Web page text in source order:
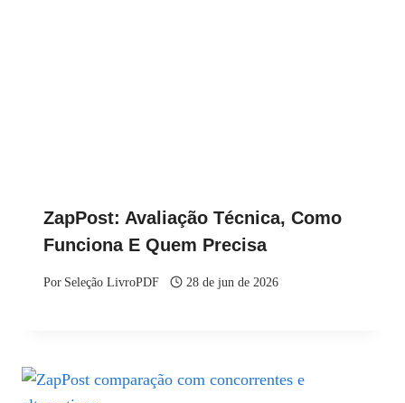
ZapPost: Avaliação Técnica, Como
Funciona E Quem Precisa
Por Seleção LivroPDF 28 de jun de 2026